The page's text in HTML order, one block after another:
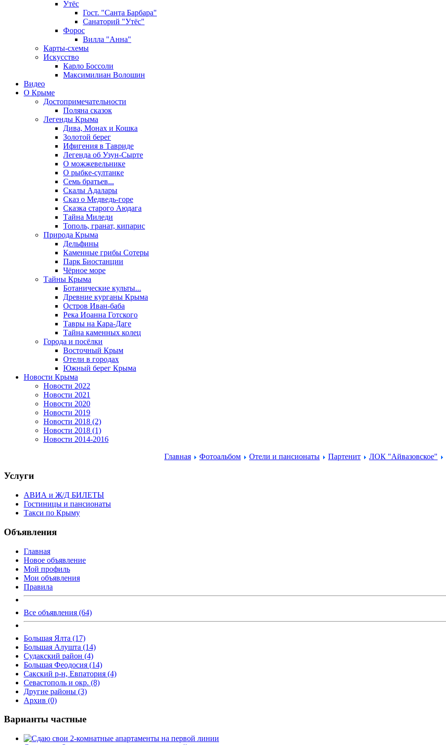
Утёс
Гост. "Санта Барбара"
Санаторий "Утёс"
Форос
Вилла "Анна"
Карты-схемы
Искусство
Карло Боссоли
Максимилиан Волошин
Видео
О Крыме
Достопримечательности
Поляна сказок
Легенды Крыма
Дива, Монах и Кошка
Золотой берег
Ифигения в Тавриде
Легенда об Узун-Сырте
О можжевельнике
О рыбке-султанке
Семь братьев...
Скалы Адалары
Сказ о Медведь-горе
Сказка старого Аюдага
Тайна Миледи
Тополь, гранат, кипарис
Природа Крыма
Дельфины
Каменные грибы Сотеры
Парк Биостанции
Чёрное море
Тайны Крыма
Ботанические культы...
Древние курганы Крыма
Остров Иван-баба
Река Иоанна Готского
Тавры на Кара-Даге
Тайна каменных колец
Города и посёлки
Восточный Крым
Отели в городах
Южный берег Крыма
Новости Крыма
Новости 2022
Новости 2021
Новости 2020
Новости 2019
Новости 2018 (2)
Новости 2018 (1)
Новости 2014-2016
Главная Фотоальбом Отели и пансионаты Партенит ЛОК "Айвазовское"
Услуги
АВИА и Ж/Д БИЛЕТЫ
Гостиницы и пансионаты
Такси по Крыму
Объявления
Главная
Новое объявление
Мой профиль
Мои объявления
Правила
Все объявления (64)
Большая Ялта (17)
Большая Алушта (14)
Судакский район (4)
Большая Феодосия (14)
Сакский р-н, Евпатория (4)
Севастополь и окр. (8)
Другие районы (3)
Архив (0)
Варианты частные